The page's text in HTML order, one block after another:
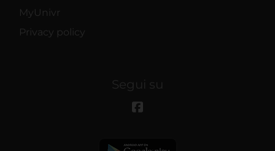
MyUnivr
Privacy policy
Segui su